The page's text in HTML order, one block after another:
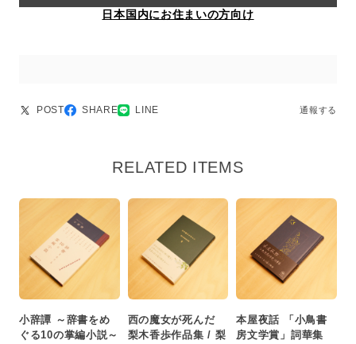
日本国内にお住まいの方向け
POST SHARE LINE 通報する
RELATED ITEMS
小辞譚 ～辞書をめ
ぐる10の掌編小説～
西の魔女が死んだ
梨木香歩作品集 / 梨
本屋夜話 「小鳥書
房文学賞」詞華集